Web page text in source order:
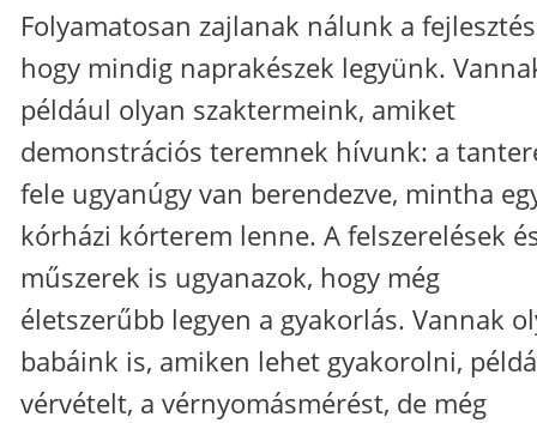
Folyamatosan zajlanak nálunk a
hogy mindig naprakészek legyünk.
például olyan szaktermeink, amiket
demonstrációs teremnek hívunk: a
fele ugyanúgy van berendezve, mintha
kórházi kórterem lenne. A felszerelések
műszerek is ugyanazok, hogy még
életszerűbb legyen a gyakorlás. Vannak
babáink is, amiken lehet gyakorolni,
vérvételt, a vérnyomásmérést, de még